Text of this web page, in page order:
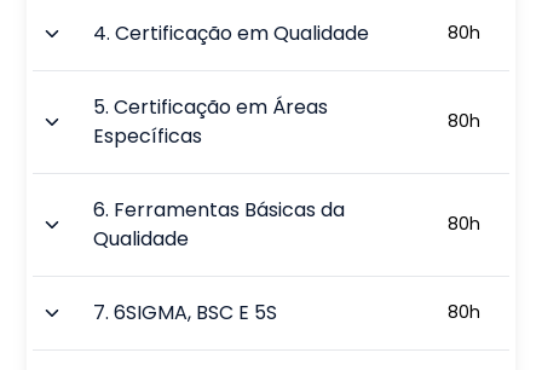
4.Certificação em Qualidade 80h
5.Certificação em Áreas
Específicas
80h
6. Ferramentas Básicas da
Qualidade
80h
7.6SIGMA, BSC E 5S 80h